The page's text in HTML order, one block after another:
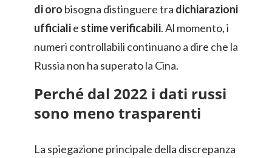
di oro bisogna distinguere tra dichiarazioni
ufficialie stime verificabili. Al momento, i
numeri controllabili continuano a dire che la
Russia non ha superato la Cina.
Perché dal 2022 i dati russi
sono meno trasparenti
La spiegazione principale della discrepanza